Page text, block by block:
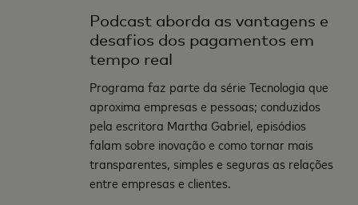
Podcast aborda as vantagens e
desafios dos pagamentos em
tempo real
Programa faz parte da série Tecnologia que
aproxima empresas e pessoas; conduzidos
pela escritora Martha Gabriel, episódios
falam sobre inovação e como tornar mais
transparentes, simples e seguras as relações
entre empresas e clientes.